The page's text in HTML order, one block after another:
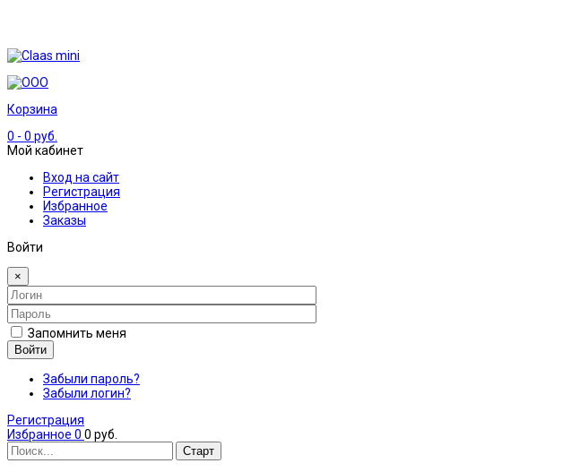
Корзина
0 - 0 руб.
Мой кабинет
Вход на сайт
Регистрация
Избранное
Заказы
Войти
×
Запомнить меня
Войти
Забыли пароль?
Забыли логин?
Регистрация
Избранное 0 0 руб.